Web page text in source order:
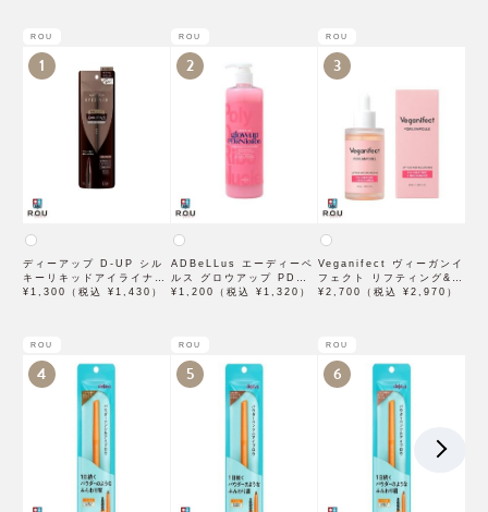
ROU
1
ディーアップ D-UP シル
キーリキッドアイライナー
WP ブラウンブラック
¥1,300（税込 ¥1,430）
ROU
2
ADBeLLus エーディーベ
ルス グロウアップ PDRN
ローション 500mL
¥1,200（税込 ¥1,320）
ROU
3
Veganifect ヴィーガンイ
フェクト リフティング&バ
ランシング フィグチェス
¥2,700（税込 ¥2,970）
ROU
4
ROU
5
ROU
6